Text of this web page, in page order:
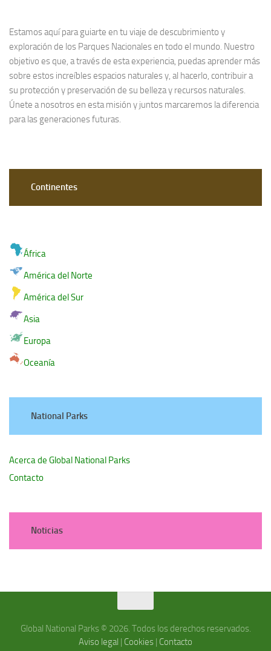
Estamos aquí para guiarte en tu viaje de descubrimiento y
exploración de los Parques Nacionales en todo el mundo. Nuestro
objetivo es que, a través de esta experiencia, puedas aprender más
sobre estos increíbles espacios naturales y, al hacerlo, contribuir a
su protección y preservación de su belleza y recursos naturales.
Únete a nosotros en esta misión y juntos marcaremos la diferencia
para las generaciones futuras.
Continentes
África
América del Norte
América del Sur
Asia
Europa
Oceanía
National Parks
Acerca de Global National Parks
Contacto
Noticias
Global National Parks © 2026. Todos los derechos reservados.
Aviso legal | Cookies | Contacto